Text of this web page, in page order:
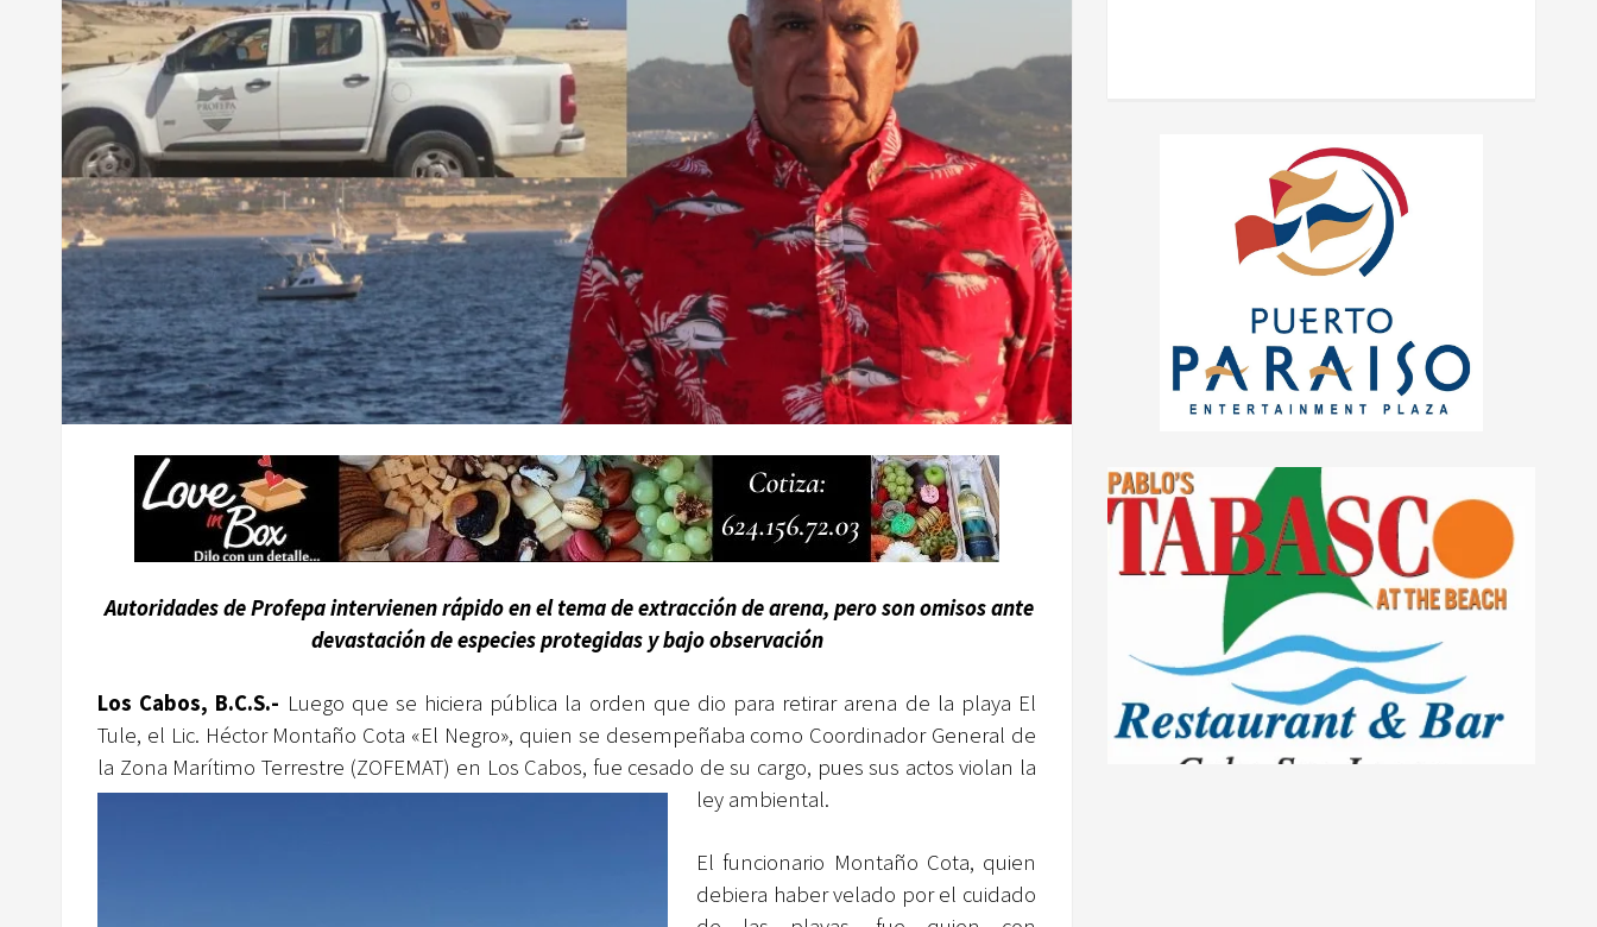
Autoridades de Profepaintervienenrápido en el tema de extracción de arena, pero son omisos ante
devastación de especies protegidas y bajo observación
Los Cabos, B.C.S.- Luego que se hiciera pública la orden que dio para retirar arena de la playa El
Tule, el Lic. Héctor Montaño Cota «El Negro», quien se desempeñaba como Coordinador General de
la Zona Marítimo Terrestre (ZOFEMAT) en Los Cabos, fue cesado de su cargo, pues sus actos violan la
ley ambiental.
El funcionario Montaño Cota, quien
debiera haber velado por el cuidado